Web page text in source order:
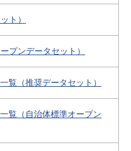
ト）
プンデータセット）
覧（推奨データセット）
覧（自治体標準オープン